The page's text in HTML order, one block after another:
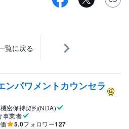
覧に戻る
ンパワメントカウンセラ
機密保持契約(NDA)
事業者
5.0フォロワー127